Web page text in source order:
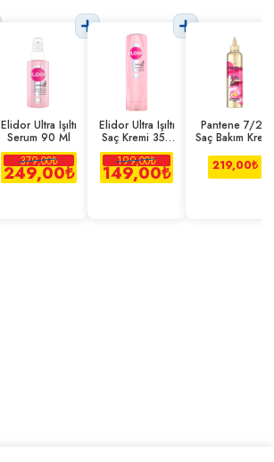
Elidor Ultra Işıltı
Serum 90 Ml
379,00₺
249,00₺
Elidor Ultra Işıltı
Saç Kremi 350
Ml
199,00₺
149,00₺
Pantene 7/24
Saç Bakım Kremi
300 Ml
219,00₺